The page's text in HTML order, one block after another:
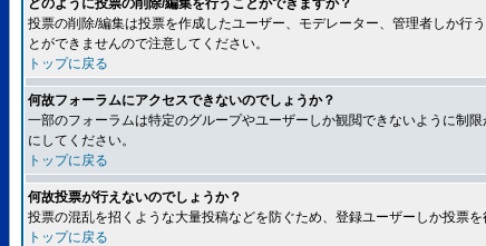
どのように投票の削除/編集を行うことができますか？
投票の削除/編集は投票を作成したユーザー、モデレーター、管理者しか行
とができませんので注意してください。
トップに戻る
何故フォーラムにアクセスできないのでしょうか？
一部のフォーラムは特定のグループやユーザーしか観閲できないように制
にしてください。
トップに戻る
何故投票が行えないのでしょうか？
投票の混乱を招くような大量投稿などを防ぐため、登録ユーザーしか投票
トップに戻る